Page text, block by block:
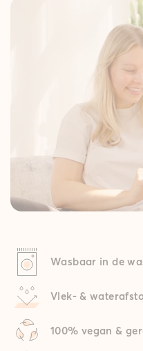
Wasbaar in de
Vlek- &
100% vegan &